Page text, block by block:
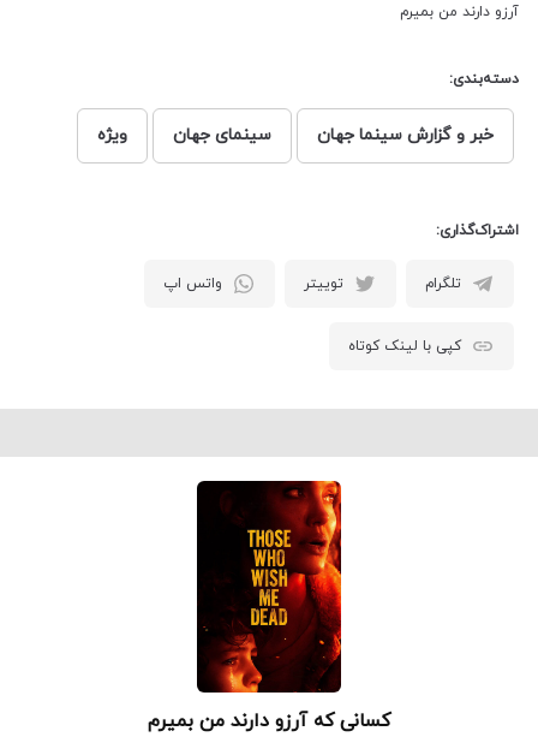
آرزو دارند من بمیرم
دسته‌بندی:
خبر و گزارش سینما جهان سینمای جهان ویژه
اشتراک‌گذاری:
تلگرام توییتر واتس اپ
کپی با لینک کوتاه
کسانی که آرزو دارند من بمیرم